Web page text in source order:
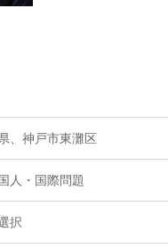
、神戸市東灘区
人・国際問題
択